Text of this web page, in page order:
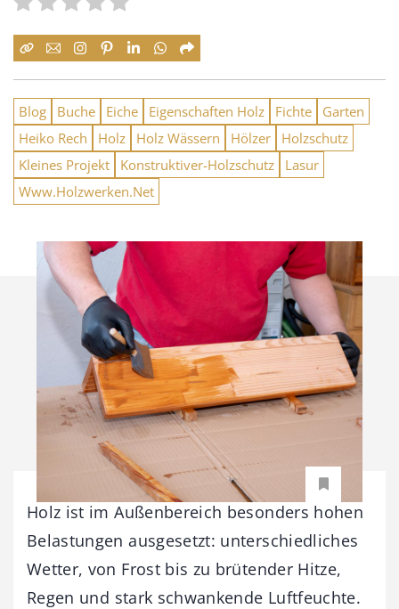
Blog Buche Eiche Eigenschaften Holz Fichte
Garten
Heiko Rech
Holz Holz Wässern Hölzer
Holzschutz
Kleines Projekt
Konstruktiver-Holzschutz
Lasur
Www.Holzwerken.Net
Holz ist im Außenbereich besonders hohen
Belastungen ausgesetzt: unterschiedliches
Wetter, von Frost bis zu brütender Hitze,
Regen und stark schwankende Luftfeuchte.